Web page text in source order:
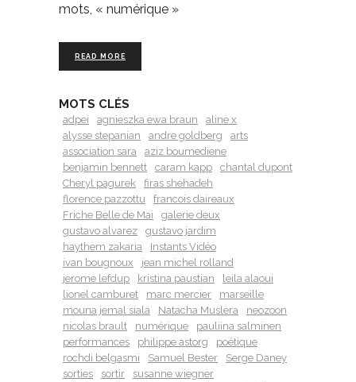
mots, « numérique »
READ MORE
MOTS CLÉS
adpei agnieszka ewa braun
aline x
alysse stepanian
andre goldberg
arts
association sara
aziz boumediene
benjamin bennett
caram kapp
chantal dupont
Cheryl pagurek
firas shehadeh
florence pazzottu
francois daireaux
Friche Belle de Mai
galerie deux
gustavo alvarez
gustavo jardim
haythem zakaria
Instants Vidéo
ivan bougnoux
jean michel rolland
jerome lefdup
kristina paustian
leila alaoui
lionel camburet
marc mercier
marseille
mouna jemal siala
Natacha Muslera
neozoon
nicolas brault
numérique
pauliina salminen
performances
philippe astorg
poétique
rochdi belgasmi
Samuel Bester
Serge Daney
sorties
sortir
susanne wiegner